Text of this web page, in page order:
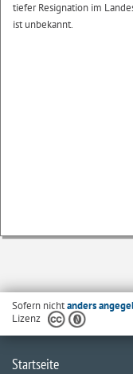
tiefer Resignation im
ist unbekannt.
Sofern nichtanders
Lizenz
Startseite